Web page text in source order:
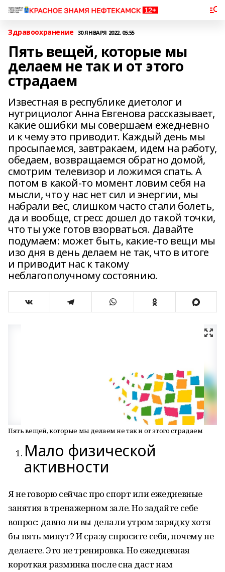
Здравоохранение 30 ЯНВАРЯ 2022, 05:55
Пять вещей, которые мы
делаем не так и от этого
страдаем
Известная в республике диетолог и
нутрициолог Анна Евгенова рассказывает,
какие ошибки мы совершаем ежедневно
и к чему это приводит. Каждый день мы
просыпаемся, завтракаем, идем на работу,
обедаем, возвращаемся обратно домой,
смотрим телевизор и ложимся спать. А
потом в какой-то момент ловим себя на
мысли, что у нас нет сил и энергии, мы
набрали вес, слишком часто стали болеть,
да и вообще, стресс дошел до такой точки,
что ты уже готов взо­рваться. Давайте
подумаем: может быть, какие-то вещи мы
изо дня в день делаем не так, что в итоге
и приводит нас к такому
неблагополучному состоянию.
Пять вещей, которые мы делаем не так и от этого страдаем
Мало физической
активности
Я не говорю сейчас про спорт или ежедневные
занятия в тренажерном зале. Но задайте себе
вопрос: давно ли вы делали утром зарядку хотя
бы пять минут? И сразу спросите себя, почему не
делаете. Это не тренировка. Но ежедневная
короткая разминка после сна даст нам